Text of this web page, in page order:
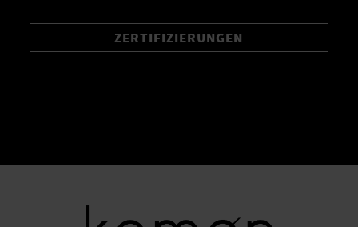
ZERTIFIZIERUNGEN